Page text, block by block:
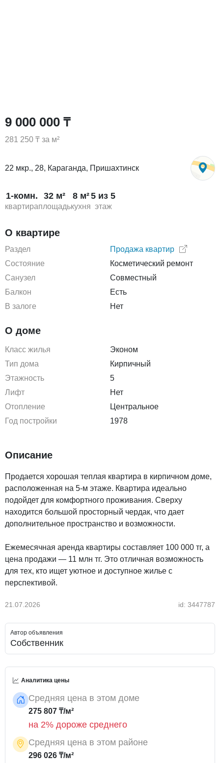
9 000 000 ₸
281 250 ₸ за м²
22 мкр., 28, Караганда, Пришахтинск
1-комн.
квартира
32 м²
площадь
8 м²
кухня
5 из 5
этаж
О квартире
Раздел
Продажа квартир
Состояние
Косметический ремонт
Санузел
Совместный
Балкон
Есть
В залоге
Нет
О доме
Класс жилья
Эконом
Тип дома
Кирпичный
Этажность
5
Лифт
Нет
Отопление
Центральное
Год постройки
1978
Описание
Продается хорошая теплая квартира в кирпичном доме,
расположенная на 5-м этаже. Квартира идеально
подойдет для комфортного проживания. Сверху
находится большой просторный чердак, что дает
дополнительное пространство и возможности.
Ежемесячная аренда квартиры составляет 100 000 тг, а
цена продажи — 11 млн тг. Это отличная возможность
для тех, кто ищет уютное и доступное жилье с
перспективой.
21.07.2026 id: 3447787
Автор объявления
Собственник
Аналитика цены
Средняя цена в этом доме
275 807 ₸/м²
на 2% дороже среднего
Средняя цена в этом районе
296 026 ₸/м²